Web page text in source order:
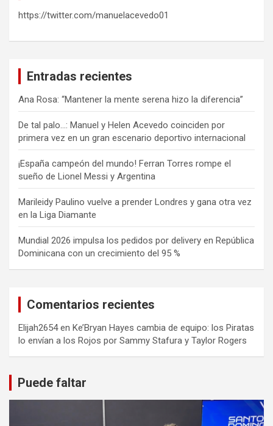
https://twitter.com/manuelacevedo01
Entradas recientes
Ana Rosa: “Mantener la mente serena hizo la diferencia”
De tal palo…: Manuel y Helen Acevedo coinciden por
primera vez en un gran escenario deportivo internacional
¡España campeón del mundo! Ferran Torres rompe el
sueño de Lionel Messi y Argentina
Marileidy Paulino vuelve a prender Londres y gana otra vez
en la Liga Diamante
Mundial 2026 impulsa los pedidos por delivery en República
Dominicana con un crecimiento del 95 %
Comentarios recientes
Elijah2654en Ke’Bryan Hayes cambia de equipo: los Piratas
lo envían a los Rojos por Sammy Stafura y Taylor Rogers
Puede faltar